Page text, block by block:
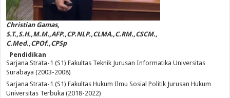
Christian Gamas,
S.T.,S.H.,M.M.,AFP.,CP.NLP.,CLMA.,C.RM.,CSCM.,
C.Med.,CPOf.,CPSp
Pendidikan
Sarjana Strata-1 (S1) Fakultas Teknik Jurusan Informatika Universitas
Surabaya (2003-2008)
Sarjana Strata-1 (S1) Fakultas Hukum Ilmu Sosial Politik Jurusan Hukum
Universitas Terbuka (2018-2022)